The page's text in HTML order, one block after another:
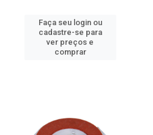
Faça seu login ou
cadastre-se para
ver preços e
comprar